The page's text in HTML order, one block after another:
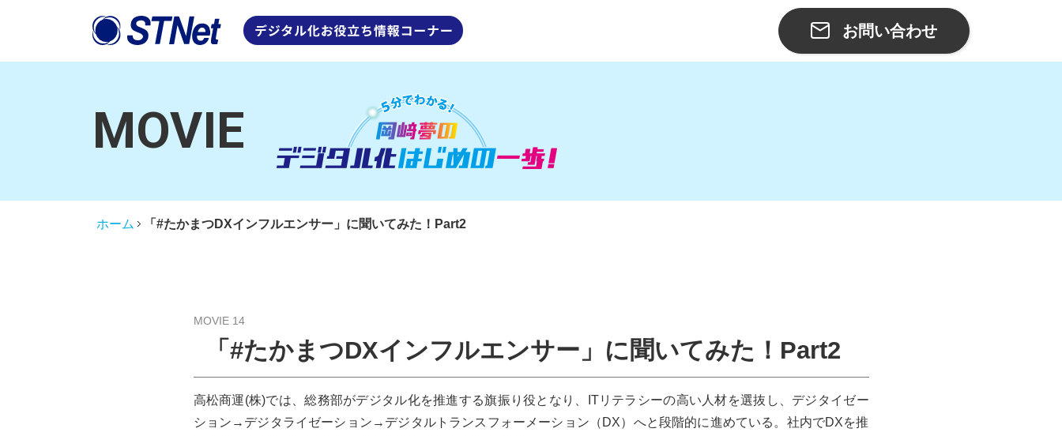
お問い合わせ
MOVIE
ホーム 「#たかまつDXインフルエンサー」に聞いてみた！Part2
MOVIE 14
「#たかまつDXインフルエンサー」に聞いてみた！Part2
高松商運(株)では、総務部がデジタル化を推進する旗振り役となり、ITリテラシーの高い人材を選抜し、デジタイゼー
ション→デジタライゼーション→デジタルトランスフォーメーション（DX）へと段階的に進めている。社内でDXを推